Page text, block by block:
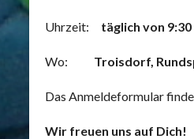
Uhrzeit: täglich von
Wo: Troisdorf,
Das Anmeldeformular
Wir freuen uns auf Dich!